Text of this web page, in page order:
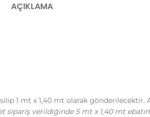
AÇIKLAMA
1 mt x 1,40 mt olarak
sipariş verildiğinde 5 mt x 1,40 mt